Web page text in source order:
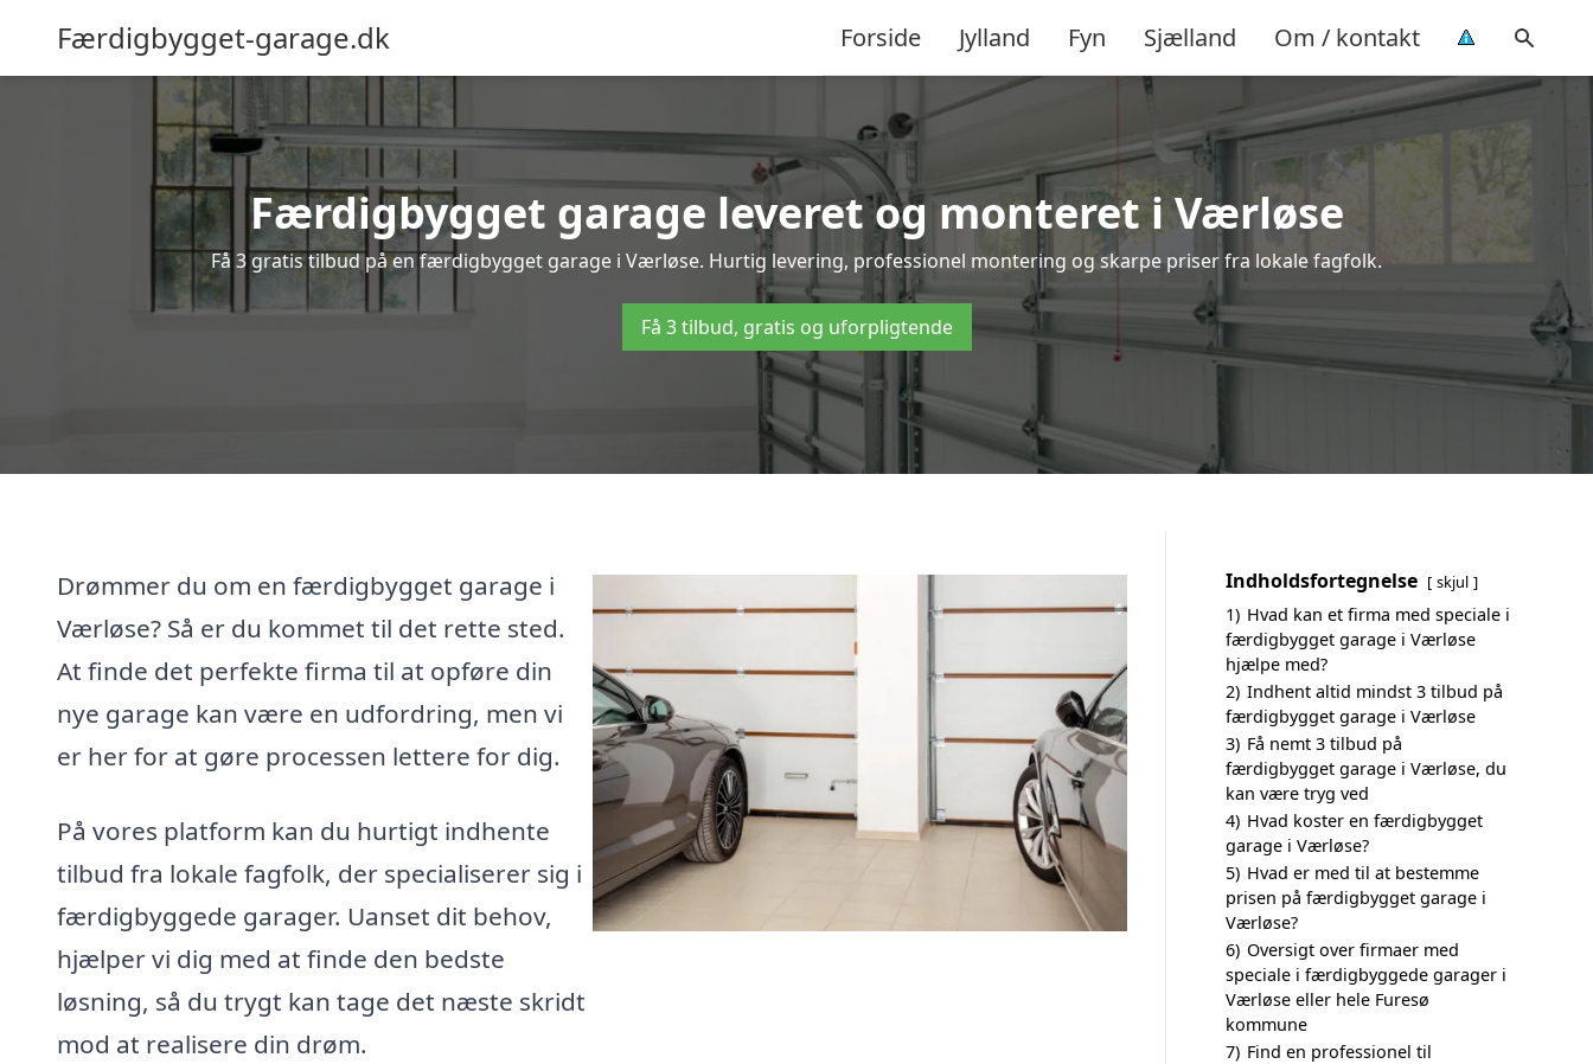
Færdigbygget-garage.dk Forside Jylland Fyn Sjælland Om / kontakt
Færdigbygget garage leveret og monteret i Værløse
Få 3 gratis tilbud på en færdigbygget garage i Værløse. Hurtig levering, professionel montering og skarpe priser fra lokale fagfolk.
Få 3 tilbud, gratis og uforpligtende
Drømmer du om en færdigbygget garage i
Værløse? Så er du kommet til det rette sted.
At finde det perfekte firma til at opføre din
nye garage kan være en udfordring, men vi
er her for at gøre processen lettere for dig.
På vores platform kan du hurtigt indhente
tilbud fra lokale fagfolk, der specialiserer sig i
færdigbyggede garager. Uanset dit behov,
hjælper vi dig med at finde den bedste
løsning, så du trygt kan tage det næste skridt
mod at realisere din drøm.
Indholdsfortegnelse skjul
1) Hvad kan et firma med speciale i
færdigbygget garage i Værløse
hjælpe med?
2) Indhent altid mindst 3 tilbud på
færdigbygget garage i Værløse
3) Få nemt 3 tilbud på
færdigbygget garage i Værløse, du
kan være tryg ved
4) Hvad koster en færdigbygget
garage i Værløse?
5) Hvad er med til at bestemme
prisen på færdigbygget garage i
Værløse?
6) Oversigt over firmaer med
speciale i færdigbyggede garager i
Værløse eller hele Furesø
kommune
7) Find en professionel til